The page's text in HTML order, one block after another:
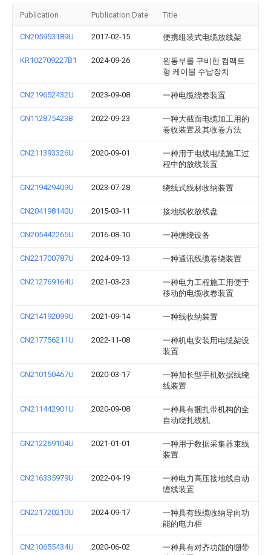
Publication Publication Date Title
CN205953189U 2017-02-15 便携组装式电缆放线架
KR102709227B1 2024-09-26
원통부를 구비한 컴팩트
형 케이블 수납장치
CN219652432U 2023-09-08 一种电缆绕卷装置
CN112875423B 2022-09-23
一种大截面电缆加工用的
卷收装置及其收卷方法
CN211393326U 2020-09-01
一种用于电线电缆施工过
程中的放线装置
CN219429409U 2023-07-28 绕线式线材收纳装置
CN204198140U 2015-03-11 接地线收放线盘
CN205442265U 2016-08-10 一种缠绕设备
CN221700787U 2024-09-13 一种通讯线缆卷绕装置
CN212769164U 2021-03-23
一种电力工程施工用便于
移动的电缆收卷装置
CN214192099U 2021-09-14 一种线收纳装置
CN217756211U 2022-11-08
一种机电安装用电缆架设
装置
CN210150467U 2020-03-17
一种加长型手机数据线绕
线装置
CN211442901U 2020-09-08
一种具有捆扎带机构的全
自动绕扎线机
CN212269104U 2021-01-01
一种用于数据采集器束线
装置
CN216335979U 2022-04-19
一种电力高压接地线自动
缠线装置
CN221720210U 2024-09-17
一种具有线缆收纳导向功
能的电力柜
CN210655434U 2020-06-02
一种具有对齐功能的绷带